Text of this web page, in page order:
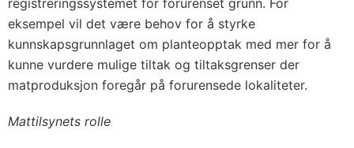
registreringssystemet for forurenset grunn. For
eksempel vil det være behov for å styrke
kunnskapsgrunnlaget om planteopptak med mer for å
kunne vurdere mulige tiltak og tiltaksgrenser der
matproduksjon foregår på forurensede lokaliteter.
Mattilsynets rolle